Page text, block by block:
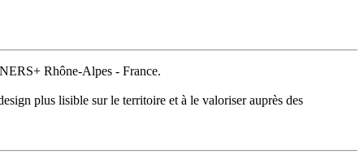
Rhône-Alpes - France.
plus lisible sur le territoire et à le valoriser auprès des